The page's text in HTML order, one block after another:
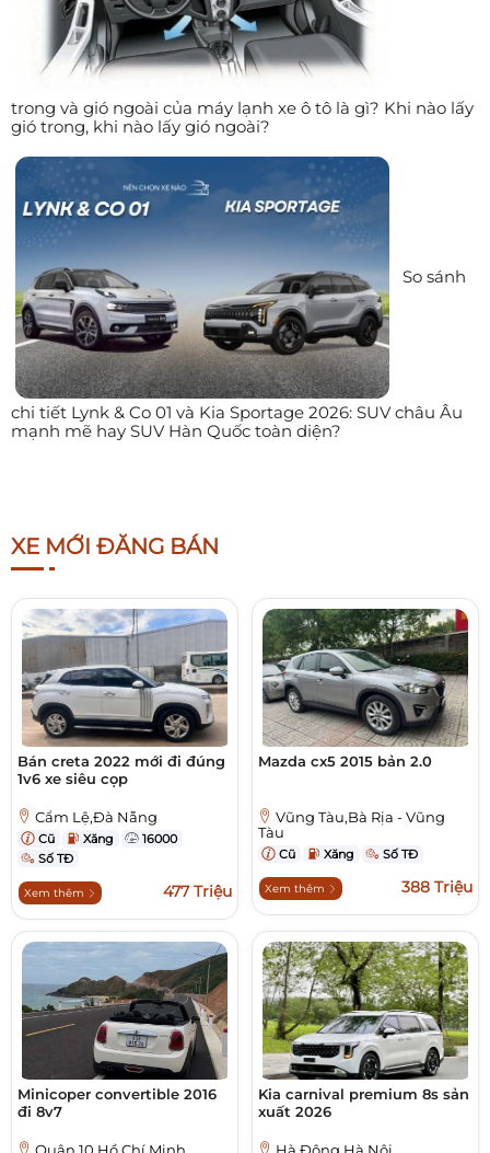
trong và gió ngoài của máy lạnh xe ô tô là gì? Khi nào lấy
gió trong, khi nào lấy gió ngoài?
So sánh
chi tiết Lynk & Co 01 và Kia Sportage 2026: SUV châu Âu
mạnh mẽ hay SUV Hàn Quốc toàn diện?
XE MỚI ĐĂNG BÁN
Bán creta 2022 mới đi đúng
1v6 xe siêu cọp
Cẩm Lệ,Đà Nẵng
Cũ Xăng
16000
Số TĐ
Xem thêm 477 Triệu
Mazda cx5 2015 bản 2.0
Vũng Tàu,Bà Rịa - Vũng
Tàu
Cũ Xăng Số TĐ
Xem thêm 388 Triệu
Minicoper convertible 2016
đi 8v7
Kia carnival premium 8s sản
xuất 2026